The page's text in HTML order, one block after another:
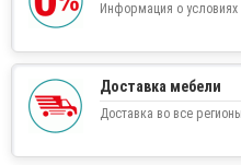
Информация о условиях
Доставка мебели
Доставка во все регионы